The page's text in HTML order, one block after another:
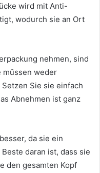
wird mit Anti-
wodurch sie an Ort
nehmen, sind
müssen weder
Sie sie einfach
Abnehmen ist ganz
da sie ein
daran ist, dass sie
den gesamten Kopf